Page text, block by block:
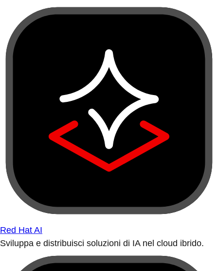
Red Hat AI
Sviluppa e distribuisci soluzioni di IA nel cloud ibrido.